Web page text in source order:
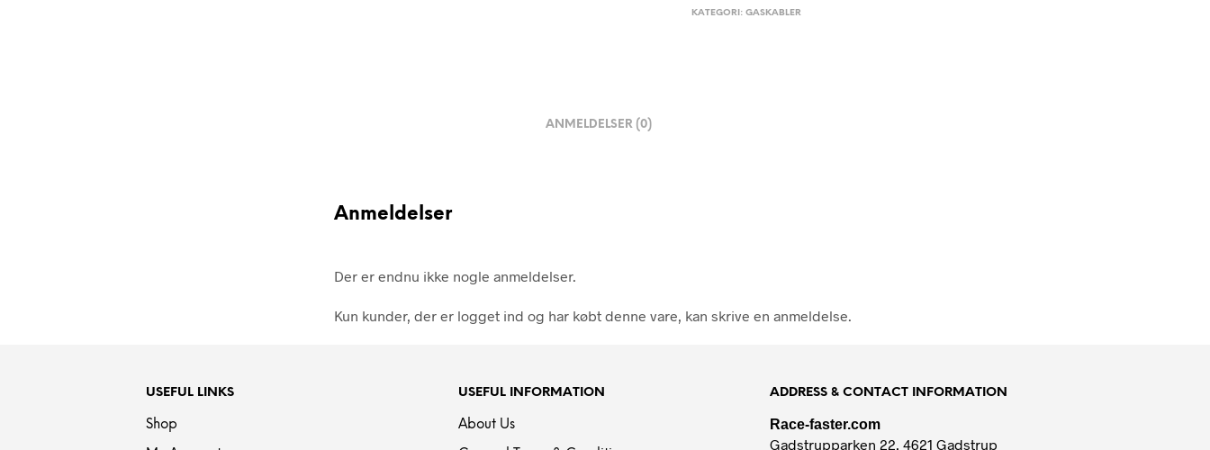
KATEGORI:GASKABLER
ANMELDELSER (0)
Anmeldelser
Der er endnu ikke nogle anmeldelser.
Kun kunder, der er logget ind og har købt denne vare, kan skrive en anmeldelse.
USEFUL LINKS
Shop
USEFUL INFORMATION
About Us
ADDRESS & CONTACT INFORMATION
Race-faster.com
Gadstrupparken 22, 4621 Gadstrup